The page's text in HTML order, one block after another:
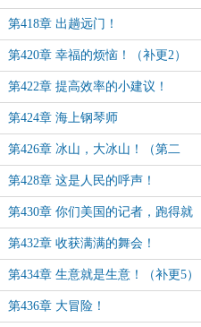
第418章 出趟远门！
第420章 幸福的烦恼！（补更2）
第422章 提高效率的小建议！
第424章 海上钢琴师
第426章 冰山，大冰山！（第二
更）
第428章 这是人民的呼声！
第430章 你们美国的记者，跑得就
是快！（补更 4）
第432章 收获满满的舞会！
第434章 生意就是生意！（补更5）
第436章 大冒险！